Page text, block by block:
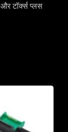
टॉर्क्स प्लस